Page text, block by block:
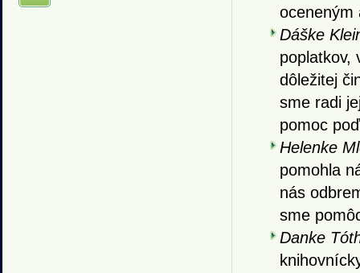
oceneným
Dáške
poplatkov,
dôležitej
sme radi
pomoc
Helenke
pomohla
nás
sme
Danke